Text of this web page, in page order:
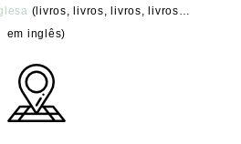
(livros, livros, livros, livros…
em inglês)